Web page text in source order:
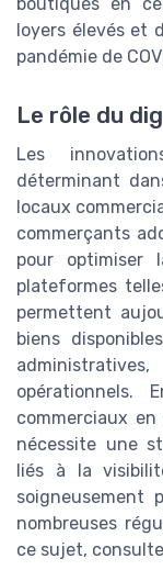
loyers élevés et
pandémie de
Le rôle du
Les
déterminant
locaux
commerçants
pour optimiser
plateformes
permettent
biens
opérationnels.
commerciaux
nécessite une
liés à la
soigneusement
nombreuses
ce sujet,